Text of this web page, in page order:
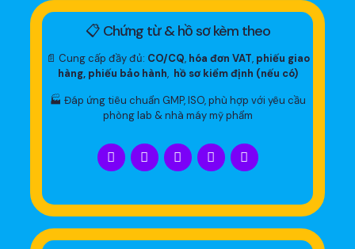
📋 Chứng từ & hồ sơ kèm theo
📄 Cung cấp đầy đủ: CO/CQ, hóa đơn VAT, phiếu giao
hàng, phiếu bảo hành, hồ sơ kiểm định (nếu có)
🏭 Đáp ứng tiêu chuẩn GMP, ISO, phù hợp với yêu cầu
phòng lab & nhà máy mỹ phẩm